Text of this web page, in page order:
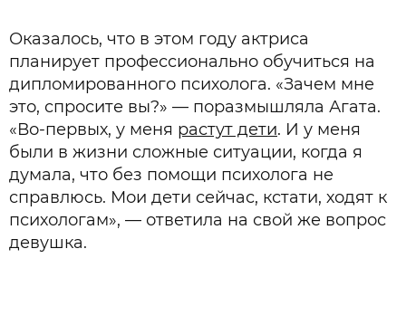
Оказалось, что в этом году актриса
планирует профессионально обучиться на
дипломированного психолога. «Зачем мне
это, спросите вы?» — поразмышляла Агата.
«Во-первых, у меня растут дети. И у меня
были в жизни сложные ситуации, когда я
думала, что без помощи психолога не
справлюсь. Мои дети сейчас, кстати, ходят к
психологам», — ответила на свой же вопрос
девушка.